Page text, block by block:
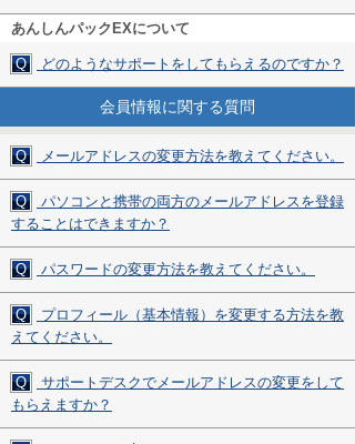
あんしんパックEXについて
Q どのようなサポートをしてもらえるのですか？
会員情報に関する質問
Q メールアドレスの変更方法を教えてください。
Q
パソコンと携帯の両方のメールアドレスを登録
することはできますか？
Q パスワードの変更方法を教えてください。
Q
プロフィール（基本情報）を変更する方法を教
えてください。
Q
サポートデスクでメールアドレスの変更をして
もらえますか？